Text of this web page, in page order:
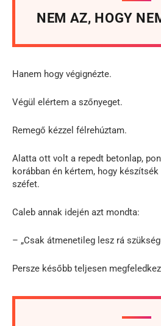
NEM AZ, HOGY
Hanem hogy végignézte.
Végül elértem a szőnyeget.
Remegő kézzel félrehúztam.
Alatta ott volt a repedt betonlap,
korábban én kértem, hogy
széfet.
Caleb annak idején azt mondta:
– „Csak átmenetileg lesz rá
Persze később teljesen